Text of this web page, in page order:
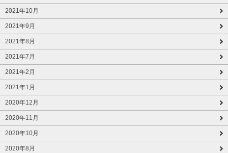
2021年10月
2021年9月
2021年8月
2021年7月
2021年2月
2021年1月
2020年12月
2020年11月
2020年10月
2020年8月